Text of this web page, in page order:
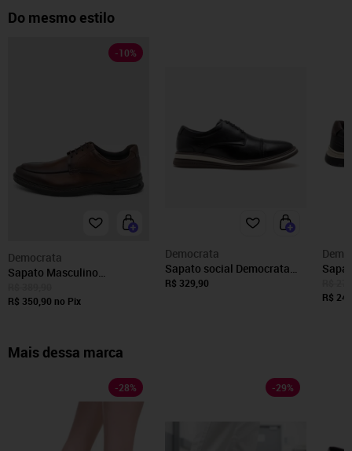
Do mesmo estilo
-10%
Democrata
Sapato Masculino
R$ 350,90 no Pix
Democrata
Sapato social Democrata
Com cadarço Preto
R$ 329,90
R$
Mais dessa marca
-28% -29%